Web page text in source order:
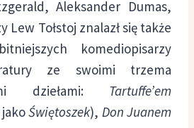
Aleksander Dumas,
Lew Tołstoj znalazł się także
komediopisarzy
ze swoimi trzema
dziełami: Tartuffe’em
jakoŚwiętoszek), Don Juanem